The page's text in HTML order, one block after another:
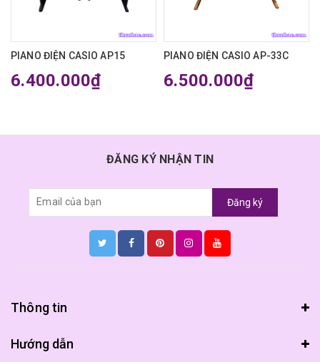
PIANO ĐIỆN CASIO AP15
6.400.000₫
PIANO ĐIỆN CASIO AP-33C
6.500.000₫
ĐĂNG KÝ NHẬN TIN
Đăng ký
Thông tin
Hướng dẫn